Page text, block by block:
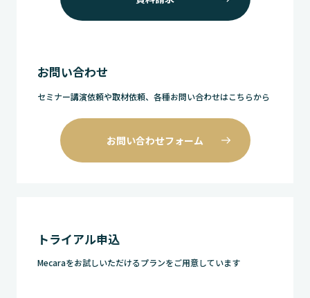
お問い合わせ
セミナー講演依頼や取材依頼、各種お問い合わせはこちらから
お問い合わせフォーム
トライアル申込
Mecaraをお試しいただけるプランをご用意しています